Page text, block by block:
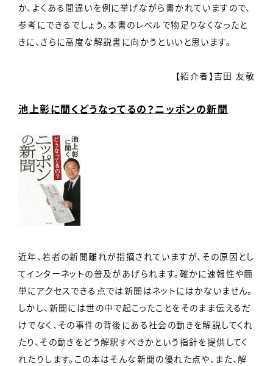
か、よくある間違いを例に挙げながら書かれていますので、
参考にできるでしょう。本書のレベルで物足りなくなったと
きに、さらに高度な解説書に向かうといいと思います。
【紹介者】吉田 友敬
池上彰に聞くどうなってるの？ニッポンの新聞
近年、若者の新聞離れが指摘されていますが、その原因とし
てインターネットの普及があげられます。確かに速報性や簡
単にアクセスできる点では新聞はネットにはかないません。
しかし、新聞には世の中で起こったことをそのまま伝えるだ
けでなく、その事件の背後にある社会の動きを解説してくれ
たり、その動きをどう解釈すべきかという指針を提供してく
れたりします。この本はそんな新聞の優れた点や、また、解